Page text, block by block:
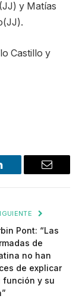
y Matías
Castillo y
Email
Pont: “Las
de
no han
de explicar
función y su